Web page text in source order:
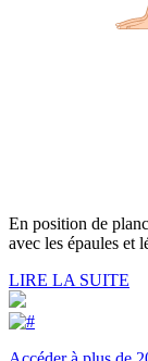
En position de
avec les épaules et
LIRE LA SUITE